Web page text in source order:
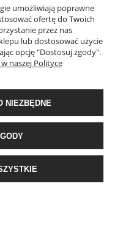
w kwiaty
umożliwiają poprawne
ofertę do Twoich
przez nas
lub dostosować użycie
opcję "Dostosuj zgody".
naszej Polityce
NIEZBĘDNE